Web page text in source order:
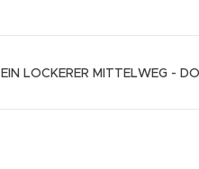
EIN LOCKERER MITTELWEG -